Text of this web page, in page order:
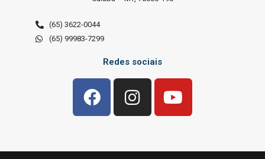
(65) 3622-0044
(65) 99983-7299
Redes sociais